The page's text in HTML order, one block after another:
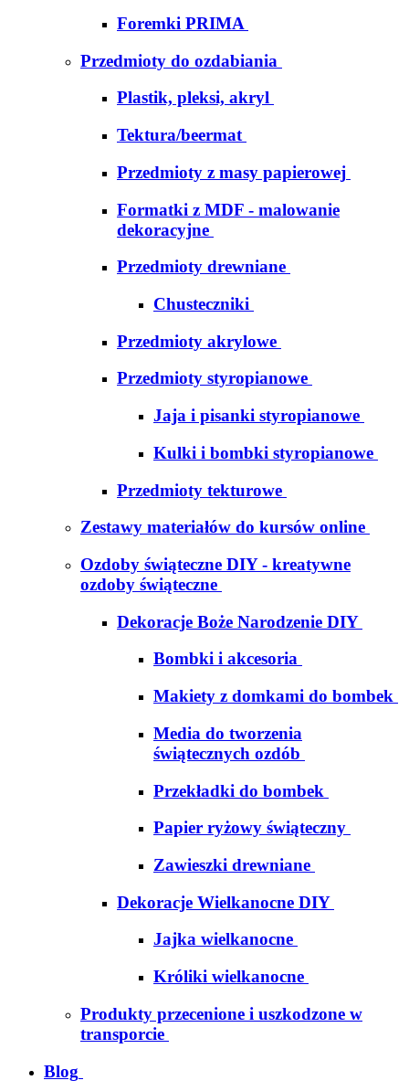
Foremki PRIMA
Przedmioty do ozdabiania
Plastik, pleksi, akryl
Tektura/beermat
Przedmioty z masy papierowej
Formatki z MDF - malowanie
dekoracyjne
Przedmioty drewniane
Chusteczniki
Przedmioty akrylowe
Przedmioty styropianowe
Jaja i pisanki styropianowe
Kulki i bombki styropianowe
Przedmioty tekturowe
Zestawy materiałów do kursów online
Ozdoby świąteczne DIY - kreatywne
ozdoby świąteczne
Dekoracje Boże Narodzenie DIY
Bombki i akcesoria
Makiety z domkami do bombek
Media do tworzenia
świątecznych ozdób
Przekładki do bombek
Papier ryżowy świąteczny
Zawieszki drewniane
Dekoracje Wielkanocne DIY
Jajka wielkanocne
Króliki wielkanocne
Produkty przecenione i uszkodzone w
transporcie
Blog